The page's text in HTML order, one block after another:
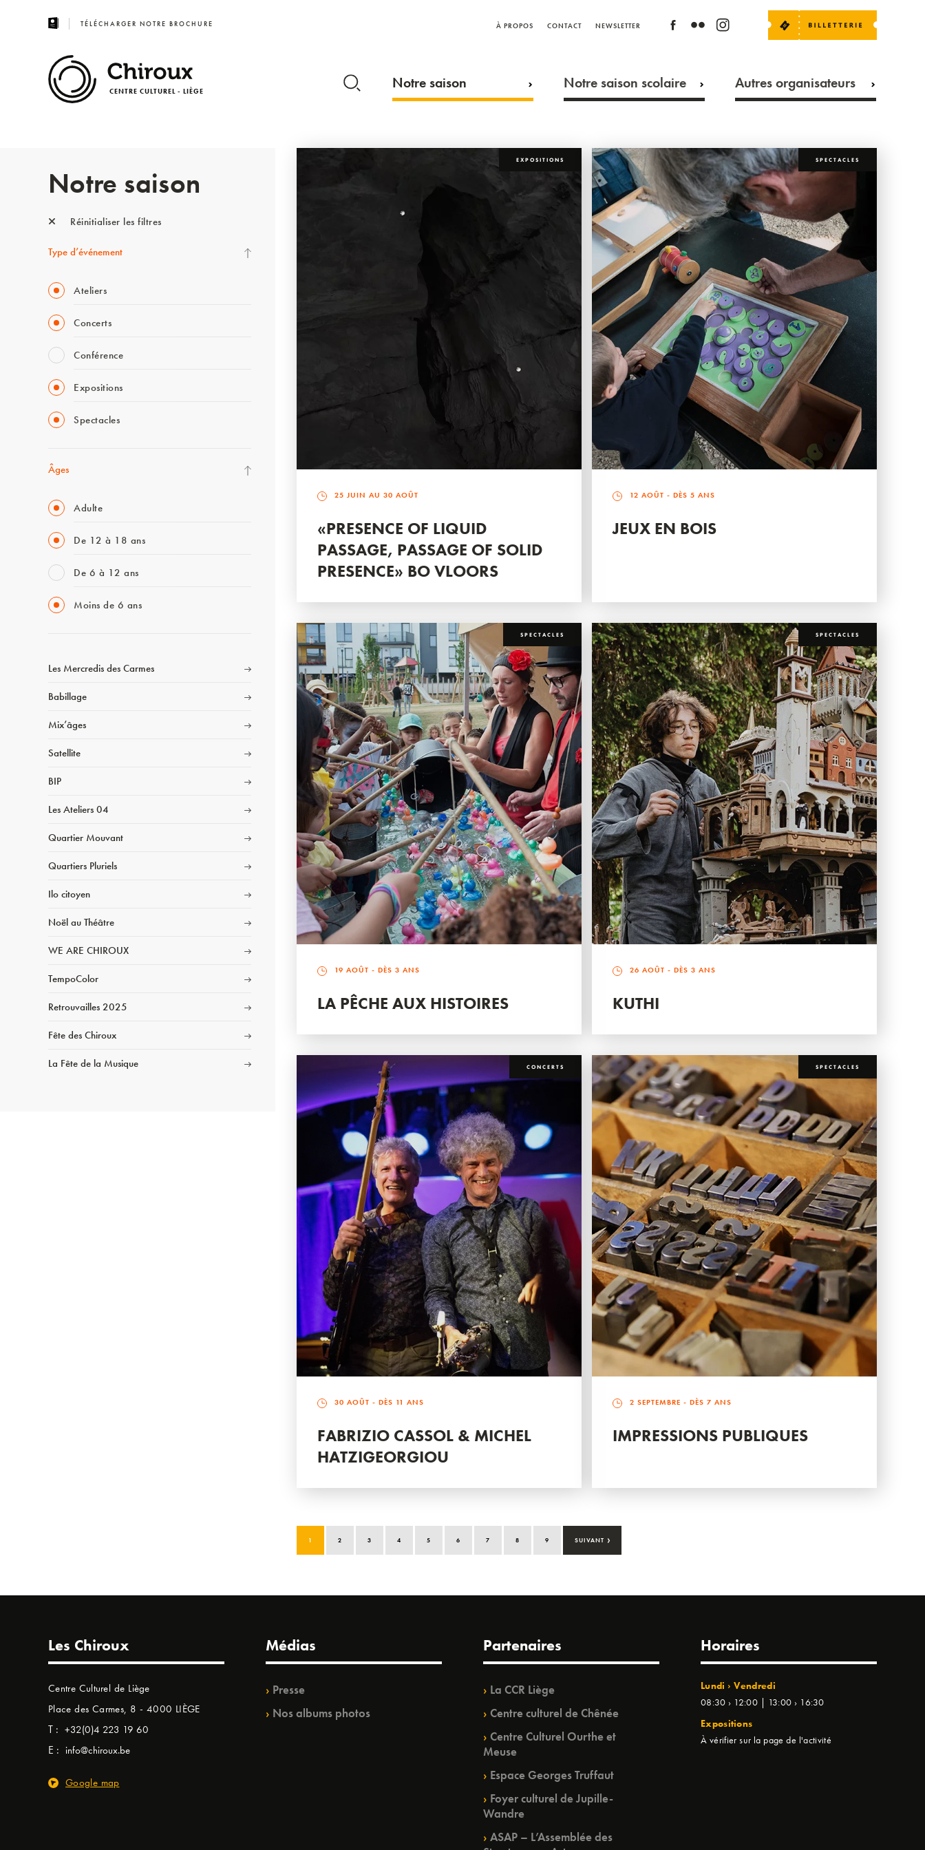
TÉLÉCHARGER NOTRE BROCHURE À PROPOS CONTACT NEWSLETTER
CENTRE CULTUREL - LIÈGE Notre saison Notre saison scolaire Autres organisateurs
Notre saison
Réinitialiser les filtres
Type d’événement
Ateliers
Concerts
Conférence
Expositions
Spectacles
Âges
Adulte
De 12 à 18 ans
De 6 à 12 ans
Moins de 6 ans
Les Mercredis des Carmes
Babillage
Mix’âges
Satellite
BIP
Les Ateliers 04
Quartier Mouvant
Quartiers Pluriels
Ilo citoyen
Noël au Théâtre
WE ARE CHIROUX
TempoColor
Retrouvailles 2025
Fête des Chiroux
La Fête de la Musique
EXPOSITIONS
25 JUIN AU 30 AOÛT
«PRESENCE OF LIQUID
PASSAGE, PASSAGE OF SOLID
PRESENCE» BO VLOORS
SPECTACLES
12 AOÛT - DÈS 5 ANS
JEUX EN BOIS
SPECTACLES
19 AOÛT - DÈS 3 ANS
LA PÊCHE AUX HISTOIRES
SPECTACLES
26 AOÛT - DÈS 3 ANS
KUTHI
CONCERTS
30 AOÛT - DÈS 11 ANS
FABRIZIO CASSOL & MICHEL
HATZIGEORGIOU
SPECTACLES
2 SEPTEMBRE - DÈS 7 ANS
IMPRESSIONS PUBLIQUES
1 2 3 4 5 6 7 8 9 SUIVANT ›
Les Chiroux
Centre Culturel de Liège
Place des Carmes, 8 - 4000 LIÈGE
T : +32(0)4 223 19 60
E : info@chiroux.be
Google map
Médias
Presse
Nos albums photos
Partenaires
La CCR Liège
Centre culturel de Chênée
Centre Culturel Ourthe et
Meuse
Espace Georges Truffaut
Foyer culturel de Jupille-
Wandre
ASAP – L’Assemblée des
Horaires
Lundi › Vendredi
08:30 › 12:00 | 13:00 › 16:30
Expositions
À vérifier sur la page de l'activité